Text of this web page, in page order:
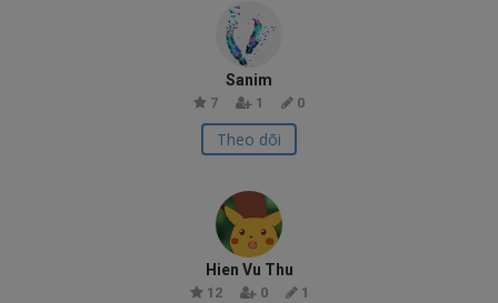
Sanim
7 1 0
Theo dõi
Hien Vu Thu
12 0 1